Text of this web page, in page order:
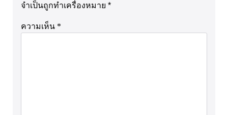
จำเป็นถูกทำเครื่องหมาย *
ความเห็น *